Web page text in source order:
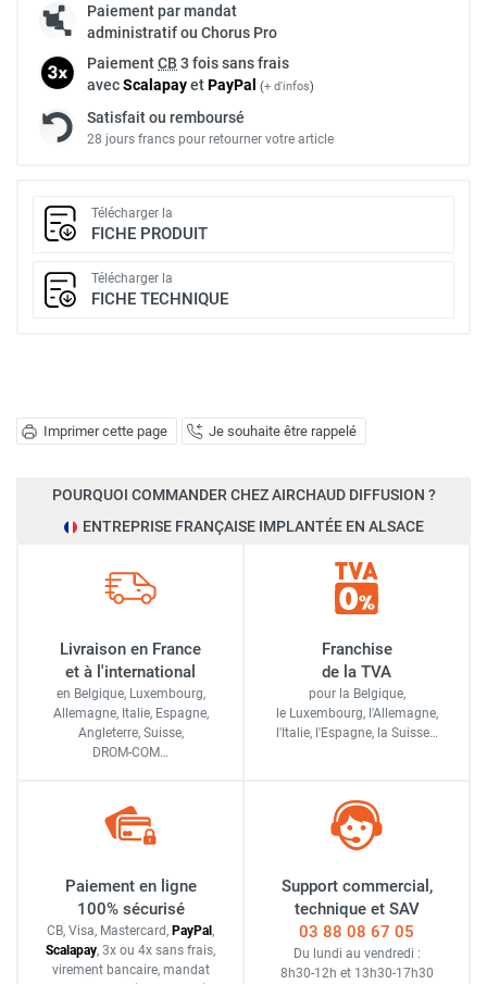
Imprimer cette page Je souhaite être rappelé
Paiement par mandat
administratif ou Chorus Pro
PaiementCB 3 fois sans frais
avecScalapayetPayPal (+ d'infos)
Satisfait ou remboursé
28 jours francs pour retourner votre article
Télécharger la
FICHE PRODUIT
Télécharger la
FICHE TECHNIQUE
POURQUOI COMMANDER CHEZ AIRCHAUD DIFFUSION ?
ENTREPRISE FRANÇAISE IMPLANTÉE EN ALSACE
Livraison en France
et à l'international
en Belgique, Luxembourg,
Allemagne, Italie, Espagne,
Angleterre, Suisse,
DROM-COM…
Franchise
de la TVA
pour la Belgique,
le Luxembourg, l'Allemagne,
l'Italie, l'Espagne, la Suisse…
Paiement en ligne
100% sécurisé
CB, Visa, Mastercard, PayPal ,
Scalapay, 3x ou 4x sans frais,
virement bancaire, mandat
Support commercial,
technique et SAV
03 88 08 67 05
Du lundi au vendredi :
8h30-12h et 13h30-17h30